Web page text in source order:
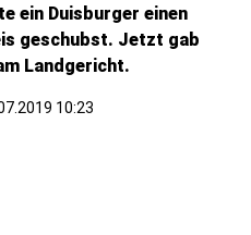
ein Duisburger einen
geschubst. Jetzt gab
Landgericht.
10:23